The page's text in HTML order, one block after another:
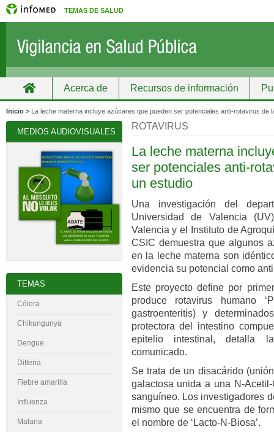
TEMAS DE SALUD
Acerca de Recursos de información
Grupos Recursos de información
Inicio > La leche materna incluye azúcares que pueden ser potenciales anti-rotavirus de
ROTAVIRUS
La leche materna
ser potenciales anti-
un estudio
Una investigación del
Universidad de Valencia
Valencia y el Instituto de
CSIC demuestra que algunos
en la leche materna son
evidencia su potencial como
Este proyecto define por
produce rotavirus humano
gastroenteritis) y
protectora del intestino
epitelio intestinal, detalla
comunicado.
Se trata de un disacárido
galactosa unida a una N-
sanguíneo. Los investigadores
mismo que se encuentra de
el nombre de ‘Lacto-N-Biosa’.
MEDIOS AUDIOVISUALES
TEMAS
Cólera
Chikungunya
Dengue
Difteria
Fiebre amarilla
Influenza
Malaria